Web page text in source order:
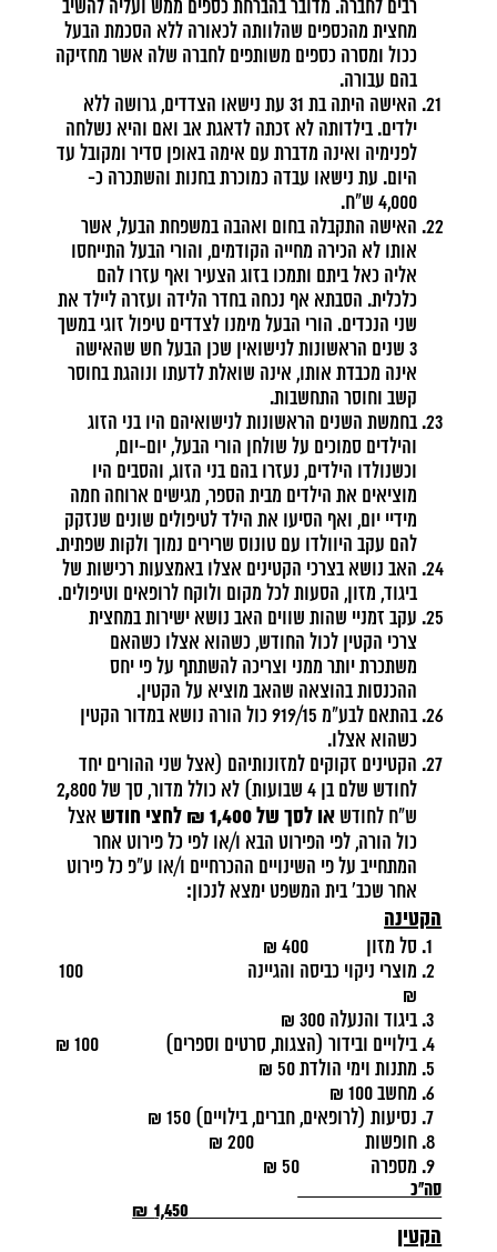
רבים לחברה. מדובר בהברחת כספים ממש ועליה להשיב
מחצית מהכספים שהלוותה לכאורה ללא הסכמת הבעל
ככול ומסרה כספים משותפים לחברה שלה אשר מחזיקה
בהם עבורה.
האישה היתה בת 31 עת נישאו הצדדים, גרושה ללא
ילדים. בילדותה לא זכתה לדאגת אב ואם והיא נשלחה
לפנימיה ואינה מדברת עם אימה באופן סדיר ומקובל עד
היום. עת נישאו עבדה כמוכרת בחנות והשתכרה כ-
4,000 ש"ח.
האישה התקבלה בחום ואהבה במשפחת הבעל, אשר
אותו לא הכירה מחייה הקודמים, והורי הבעל התייחסו
אליה כאל ביתם ותמכו בזוג הצעיר ואף עזרו להם
כלכלית. הסבתא אף נכחה בחדר הלידה ועזרה ליילד את
שני הנכדים. הורי הבעל מימנו לצדדים טיפול זוגי במשך
3 שנים הראשונות לנישואין שכן הבעל חש שהאישה
אינה מכבדת אותו, אינה שואלת לדעתו ונוהגת בחוסר
קשב וחוסר התחשבות.
בחמשת השנים הראשונות לנישואיהם היו בני הזוג
והילדים סמוכים על שולחן הורי הבעל, יום-יום,
וכשנולדו הילדים, נעזרו בהם בני הזוג, והסבים היו
מוציאים את הילדים מבית הספר, מגישים ארוחה חמה
מידיי יום, ואף הסיעו את הילד לטיפולים שונים שנזקק
להם עקב היוולדו עם טונוס שרירים נמוך ולקות שפתית.
האב נושא בצרכי הקטינים אצלו באמצעות רכישות של
ביגוד, מזון, הסעות לכל מקום ולוקח לרופאים וטיפולים.
עקב זמניי שהות שווים האב נושא ישירות במחצית
צרכי הקטין לכול החודש, כשהוא אצלו כשהאם
משתכרת יותר ממני וצריכה להשתתף על פי יחס
ההכנסות בהוצאה שהאב מוציא על הקטין.
בהתאם לבע"מ 919/15 כול הורה נושא במדור הקטין
כשהוא אצלו.
הקטינים זקוקים למזונותיהם (אצל שני ההורים יחד
לחודש שלם בן 4 שבועות) לא כולל מדור, סך של 2
,800
ש"ח לחודשאו לסך של 1,400 ₪ לחצי חודש
אצל
כול הורה, לפי הפירוט הבא ו/או לפי כל פירוט אחר
המתחייב על פי השינויים ההכרחיים ו/או ע"פ כל פירוט
אחר שכב' בית המשפט ימצא לנכון:
הקטינה
סל מזון 400 ₪
מוצרי ניקוי כביסה והגיינה 100
₪
ביגוד והנעלה 300 ₪
בילויים ובידור (הצגות, סרטים וספרים) 100 ₪
מתנות וימי הולדת 50 ₪
מחשב 100 ₪
נסיעות (לרופאים, חברים, בילויים) 150 ₪
חופשות 200 ₪
מספרה 50 ₪
סה"כ
הקטין